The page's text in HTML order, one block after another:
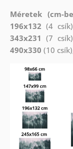
Méretek (cm-
196x132 (4
343x231 (7
490x330 (10